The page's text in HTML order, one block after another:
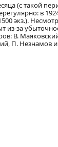
(с такой
в
экз.).
из-за
В.
П. Незнамов